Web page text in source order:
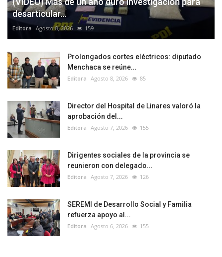
desarticular...
Editora Agosto 8, 2026 159
Prolongados cortes eléctricos: diputado
Menchaca se reúne...
Editora Agosto 8, 2026 85
Director del Hospital de Linares valoró la
aprobación del...
Editora Agosto 7, 2026 155
Dirigentes sociales de la provincia se
reunieron con delegado...
Editora Agosto 7, 2026 126
SEREMI de Desarrollo Social y Familia
refuerza apoyo al...
Editora Agosto 6, 2026 155